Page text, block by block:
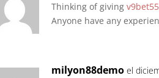
Thinking of giving v9bet55
Anyone have any
milyon88demo el